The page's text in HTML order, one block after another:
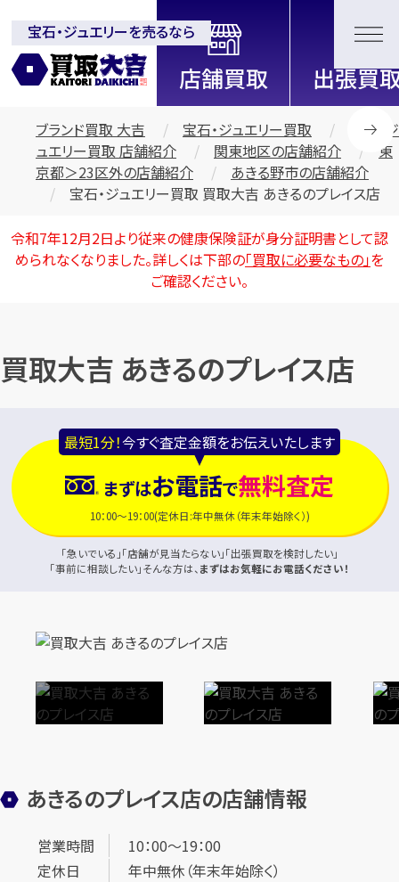
全国2200店舗以上展開中！信頼と実績の買取専門店「買取大
吉」
宝石・ジュエリーを売るなら
ブランド買取 大吉 宝石・ジュエリー買取
宝石・ジ
ュエリー買取 店舗紹介
関東地区の店舗紹介
東
京都＞23区外の店舗紹介
あきる野市の店舗紹介
宝石・ジュエリー買取 買取大吉 あきるのプレイス店
令和7年12月2日より従来の健康保険証が身分証明書として認
められなくなりました。詳しくは下部の「買取に必要なもの」を
ご確認ください。
買取大吉 あきるのプレイス店
最短1分！今すぐ査定金額をお伝えいたします
まずはお電話で無料査定
10：00～19：00(定休日:年中無休（年末年始除く）)
「急いでいる」「店舗が見当たらない」「出張買取を検討したい」
「事前に相談したい」そんな方は、 まずはお気軽にお電話ください！
あきるのプレイス店の店舗情報
営業時間
10：00～19：00
定休日
年中無休（年末年始除く）